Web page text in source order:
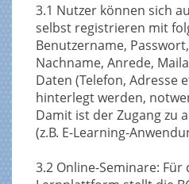
3.1 Nutzer können sich
selbst registrieren mit
Benutzername,
Nachname, Anrede,
Daten (Telefon, Adresse
hinterlegt werden,
Damit ist der Zugang zu
(z.B. E-Learning-
3.2 Online-Seminare: Für